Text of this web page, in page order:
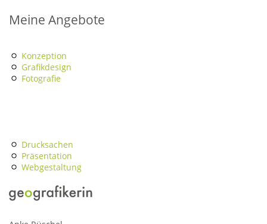
Meine Angebote
Konzeption
Grafikdesign
Fotografie
Drucksachen
Präsentation
Webgestaltung